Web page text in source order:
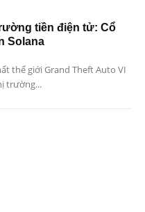
tiền điện tử: Cổ
Solana
thế giới Grand Theft Auto VI
trường...